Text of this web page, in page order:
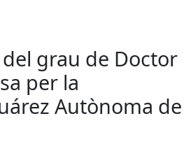
grau de Doctor
per la
Autònoma de